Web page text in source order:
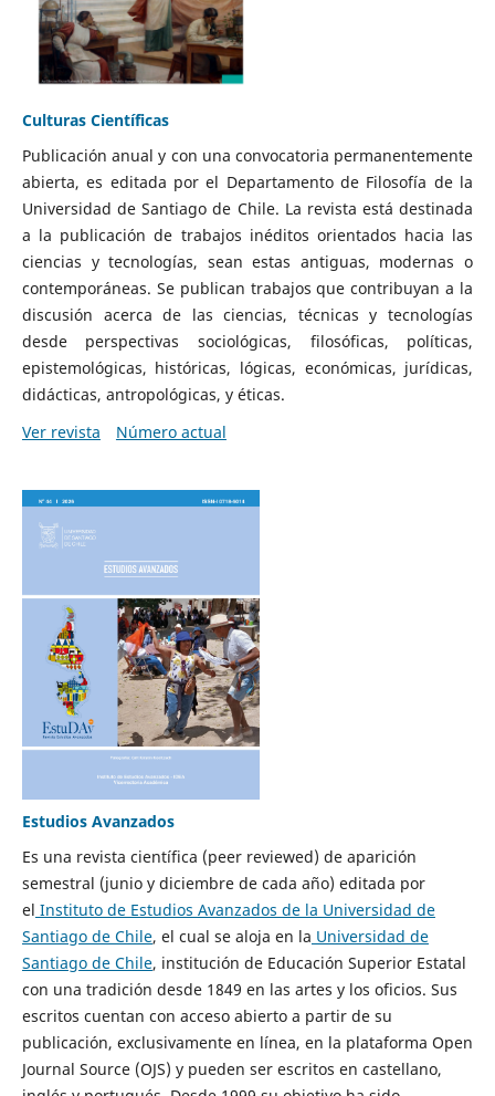
Culturas Científicas
Publicación anual y con una convocatoria permanentemente
abierta, es editada por el Departamento de Filosofía de la
Universidad de Santiago de Chile. La revista está destinada
a la publicación de trabajos inéditos orientados hacia las
ciencias y tecnologías, sean estas antiguas, modernas o
contemporáneas. Se publican trabajos que contribuyan a la
discusión acerca de las ciencias, técnicas y tecnologías
desde perspectivas sociológicas, filosóficas, políticas,
epistemológicas, históricas, lógicas, económicas, jurídicas,
didácticas, antropológicas, y éticas.
Ver revista
Número actual
Estudios Avanzados
Es una revista científica (peer reviewed) de aparición
semestral (junio y diciembre de cada año) editada por
el Instituto de Estudios Avanzados de la Universidad de
Santiago de Chile, el cual se aloja en la Universidad de
Santiago de Chile, institución de Educación Superior Estatal
con una tradición desde 1849 en las artes y los oficios. Sus
escritos cuentan con acceso abierto a partir de su
publicación, exclusivamente en línea, en la plataforma Open
Journal Source (OJS) y pueden ser escritos en castellano,